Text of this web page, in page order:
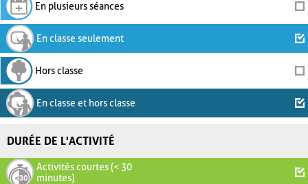
En plusieurs séances
En classe seulement
Hors classe
En classe et hors classe
DURÉE DE L'ACTIVITÉ
Activités courtes (< 30
minutes)